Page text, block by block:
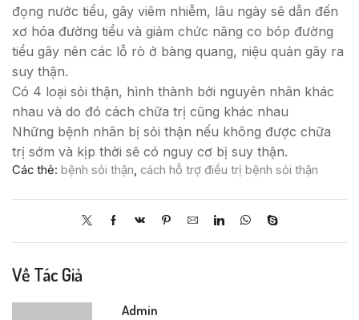
đọng nước tiểu, gây viêm nhiễm, lâu ngày sẽ dẫn đến
xơ hóa đường tiểu và giảm chức năng co bóp đường
tiểu gây nên các lỗ rò ở bàng quang, niệu quản gây ra
suy thận.
Có 4 loại sỏi thận, hình thành bởi nguyên nhân khác
nhau và do đó cách chữa trị cũng khác nhau
Những bệnh nhân bị sỏi thận nếu không được chữa
trị sớm và kịp thời sẽ có nguy cơ bị suy thận.
Các thẻ: bệnh sỏi thận, cách hỗ trợ điều trị bệnh sỏi thận
Về Tác Giả
Admin